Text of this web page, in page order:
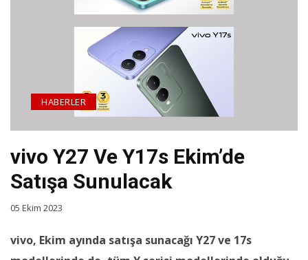
vivo Y27 Ve Y17s Ekim’de
Satışa Sunulacak
HABERLER
05 Ekim 2023
vivo, Ekim ayında satışa sunacağı Y27 ve 17s